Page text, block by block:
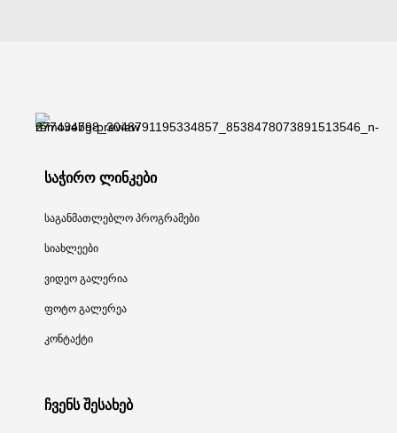
საჭირო ლინკები
საგანმათლებლო პროგრამები
სიახლეები
ვიდეო გალერია
ფოტო გალერეა
კონტაქტი
ჩვენს შესახებ